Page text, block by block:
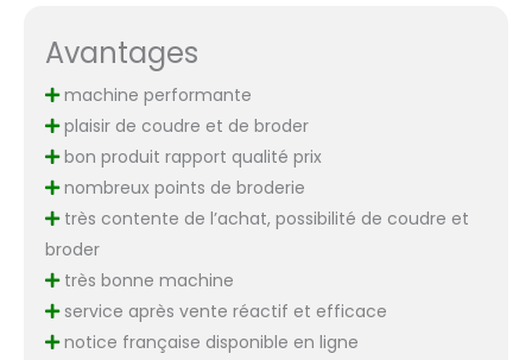
Avantages
machine performante
plaisir de coudre et de broder
bon produit rapport qualité prix
nombreux points de broderie
très contente de l’achat, possibilité de coudre et
broder
très bonne machine
service après vente réactif et efficace
notice française disponible en ligne